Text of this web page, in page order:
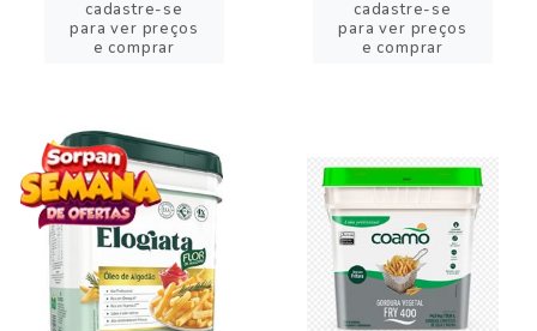
cadastre-se
para ver preços
e comprar
cadastre-se
para ver preços
e comprar